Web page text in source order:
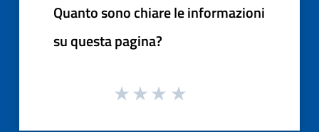
Quanto sono chiare le informazioni
su questa pagina?